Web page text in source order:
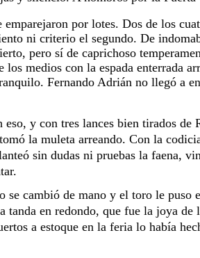
por lotes. Dos de los
ni criterio el segundo. De
pero sí de caprichoso
medios con la espada enterrada
Fernando Adrián no llegó a
y con tres lances bien tirados de
la muleta arreando. Con la
sin dudas ni pruebas la faena,
se cambió de mano y el toro le puso
tanda en redondo, que fue la joya de
a estoque en la feria lo había